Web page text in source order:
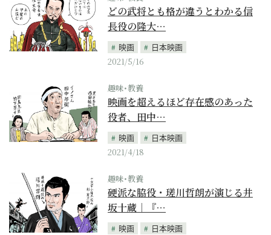
どの武将とも格が違うとわかる信
長役の隆大…
映画
日本映画
2021/5/16
趣味･教養
映画を超えるほど存在感のあった
役者、田中…
映画
日本映画
2021/4/18
趣味･教養
硬派な脇役・瑳川哲朗が演じる井
坂十蔵｜『…
映画
日本映画